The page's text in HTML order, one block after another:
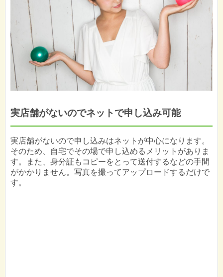
実店舗がないのでネットで申し込み可能
実店舗がないので申し込みはネットが中心になります。
そのため、自宅でその場で申し込めるメリットがありま
す。また、身分証もコピーをとって送付するなどの手間
がかかりません。写真を撮ってアップロードするだけで
す。